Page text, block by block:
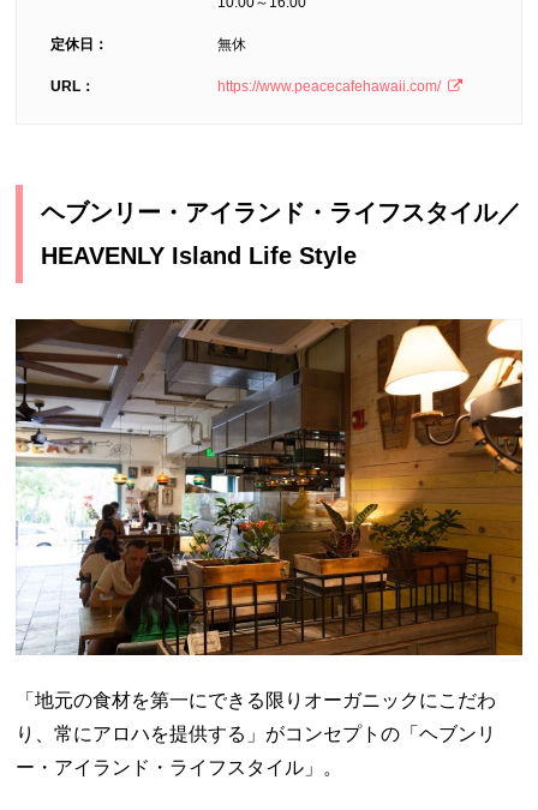
定休日： 無休
URL： https://www.peacecafehawaii.com/
ヘブンリー・アイランド・ライフスタイル／
HEAVENLY Island Life Style
「地元の食材を第一にできる限りオーガニックにこだわ
り、常にアロハを提供する」がコンセプトの「ヘブンリ
ー・アイランド・ライフスタイル」。